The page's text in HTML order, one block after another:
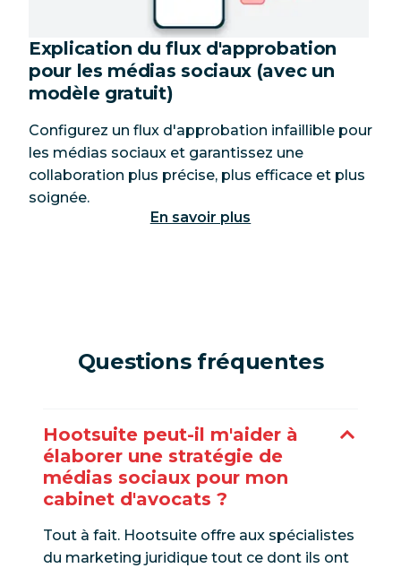
Explication du flux d'approbation
pour les médias sociaux (avec un
modèle gratuit)
Configurez un flux d'approbation infaillible pour
les médias sociaux et garantissez une
collaboration plus précise, plus efficace et plus
soignée.
En savoir plus
Questions fréquentes
Hootsuite peut-il m'aider à
élaborer une stratégie de
médias sociaux pour mon
cabinet d'avocats ?
Tout à fait. Hootsuite offre aux spécialistes
du marketing juridique tout ce dont ils ont